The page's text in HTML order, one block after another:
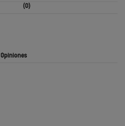
(0)
Opiniones